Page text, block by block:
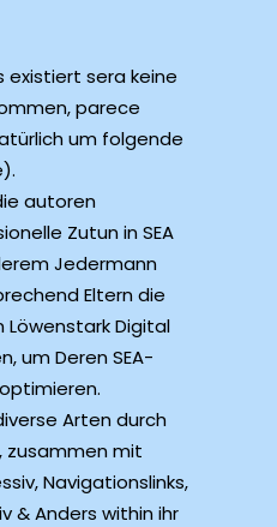
existiert sera keine
parece
um folgende
autoren
Zutun in SEA
Jedermann
Eltern die
Digital
um Deren SEA-
Arten durch
zusammen mit
Navigationslinks,
& Anders within ihr